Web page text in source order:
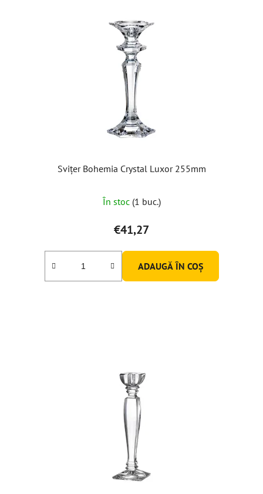
Svițer Bohemia Crystal Luxor 255mm
În stoc (1 buc.)
€41,27
ADAUGĂ ÎN COŞ